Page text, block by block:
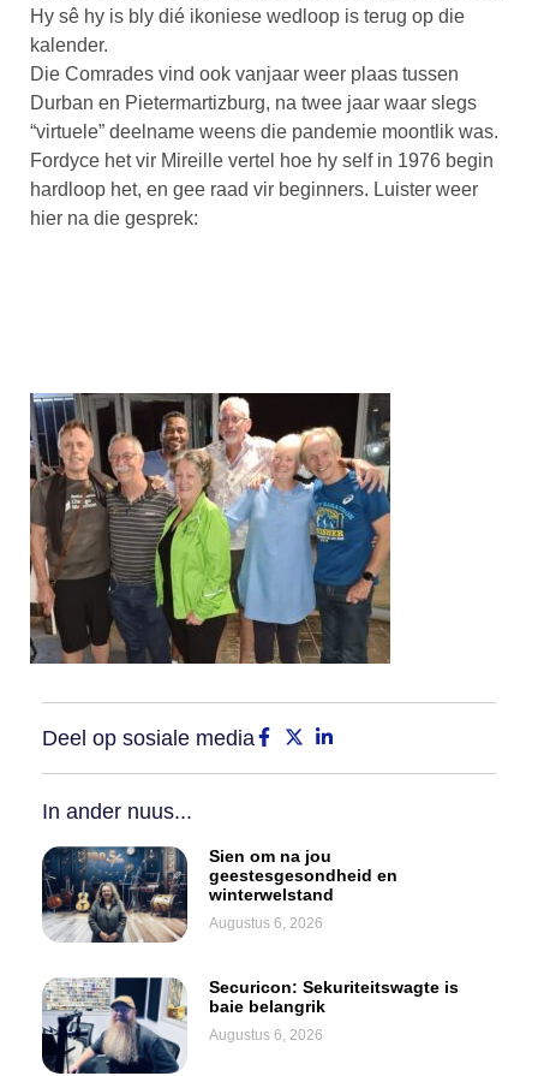
Hy sê hy is bly dié ikoniese wedloop is terug op die
kalender.
Die Comrades vind ook vanjaar weer plaas tussen
Durban en Pietermartizburg, na twee jaar waar slegs
“virtuele” deelname weens die pandemie moontlik was.
Fordyce het vir Mireille vertel hoe hy self in 1976 begin
hardloop het, en gee raad vir beginners. Luister weer
hier na die gesprek:
Deel op sosiale media
In ander nuus...
Sien om na jou
geestesgesondheid en
winterwelstand
Augustus 6, 2026
Securicon: Sekuriteitswagte is
baie belangrik
Augustus 6, 2026